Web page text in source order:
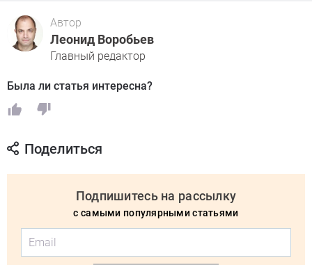
Автор
Леонид Воробьев
Главный редактор
Была ли статья интересна?
Поделиться
Подпишитесь на рассылку
с самыми популярными статьями